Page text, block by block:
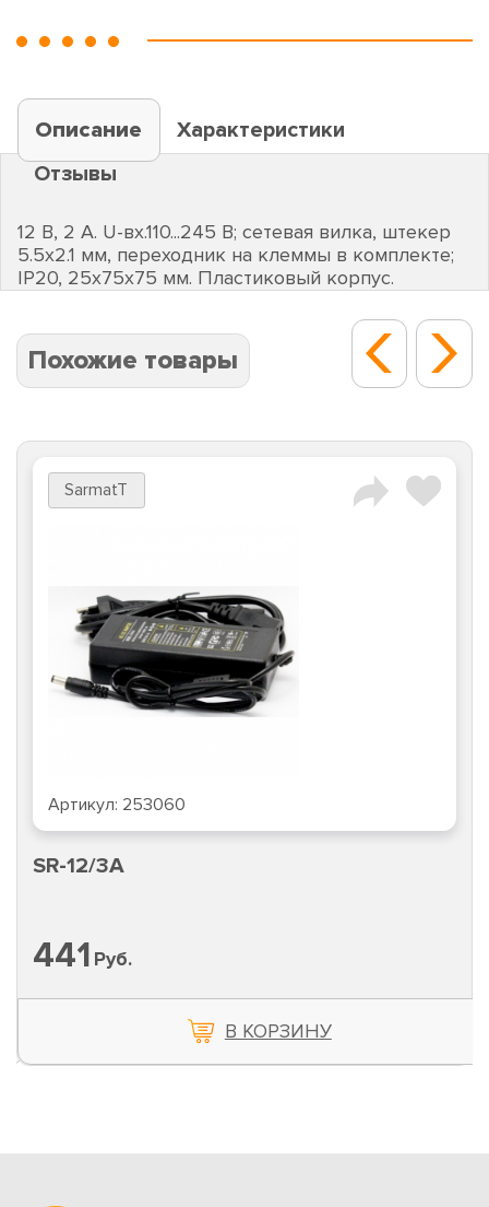
Описание
Характеристики
Отзывы
12 В, 2 А. U-вх.110...245 В; сетевая вилка, штекер
5.5х2.1 мм, переходник на клеммы в комплекте;
IP20, 25х75х75 мм. Пластиковый корпус.
Похожие товары
SarmatT
Артикул: 253060
SR-12/3A
441 Руб.
В КОРЗИНУ